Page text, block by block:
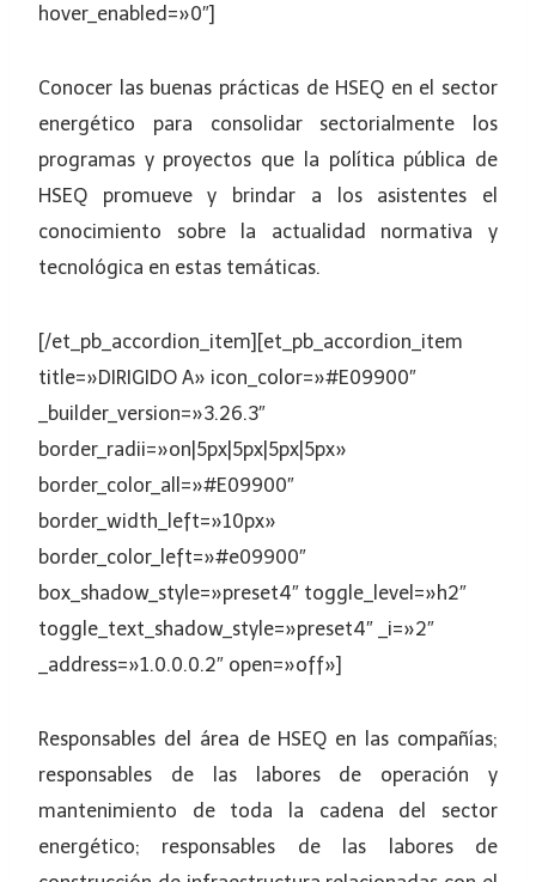
hover_enabled=»0″]
Conocer las buenas prácticas de HSEQ en el sector
energético para consolidar sectorialmente los
programas y proyectos que la política pública de
HSEQ promueve y brindar a los asistentes el
conocimiento sobre la actualidad normativa y
tecnológica en estas temáticas.
[/et_pb_accordion_item][et_pb_accordion_item
title=»DIRIGIDO A» icon_color=»#E09900″
_builder_version=»3.26.3″
border_radii=»on|5px|5px|5px|5px»
border_color_all=»#E09900″
border_width_left=»10px»
border_color_left=»#e09900″
box_shadow_style=»preset4″ toggle_level=»h2″
toggle_text_shadow_style=»preset4″ _i=»2″
_address=»1.0.0.0.2″ open=»off»]
Responsables del área de HSEQ en las compañías;
responsables de las labores de operación y
mantenimiento de toda la cadena del sector
energético; responsables de las labores de